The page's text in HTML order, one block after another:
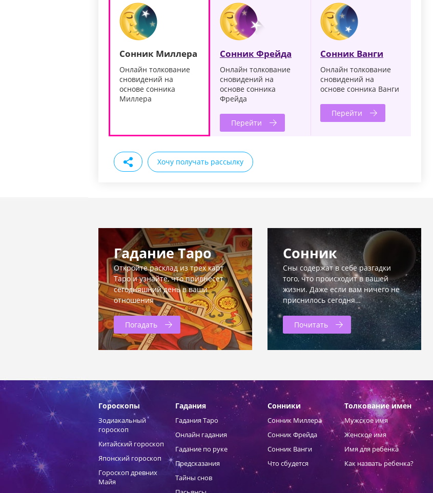
Сонник Миллера
Онлайн толкование
сновидений на
основе сонника
Миллера
Сонник Фрейда
Онлайн толкование
сновидений на
основе сонника
Фрейда
Перейти
Сонник Ванги
Онлайн толкование
сновидений на
основе сонника Ванги
Перейти
Хочу получать рассылку
Гадание Таро
Откройте расклад из трех карт
Таро и узнайте, что привнесет
сегодняшний день в ваши
отношения
Погадать
Сонник
Сны содержат в себе разгадки
того, что происходит в вашей
жизни. Даже если вам ничего не
приснилось сегодня…
Почитать
Гороскопы
Зодиакальный
гороскоп
Китайский гороскоп
Японский гороскоп
Гороскоп древних
Майя
Гадания
Гадания Таро
Онлайн гадания
Гадание по руке
Предсказания
Тайны снов
Сонники
Сонник Миллера
Сонник Фрейда
Сонник Ванги
Что сбудется
Толкование имен
Мужское имя
Женское имя
Имя для ребенка
Как назвать ребенка?